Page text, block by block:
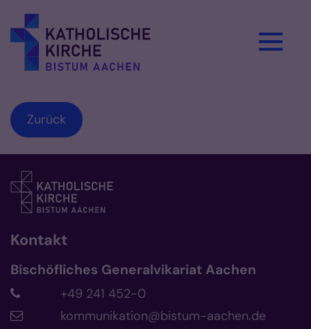
Zurück
Kontakt
Bischöfliches Generalvikariat Aachen
+49 241 452-0
kommunikation@bistum-aachen.de